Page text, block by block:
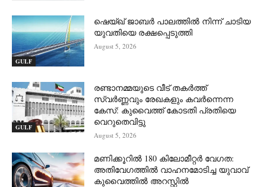
GULF
ഷെയ്ഖ് ജാബർ പാലത്തിൽ നിന്ന് ചാടിയ
യുവതിയെ രക്ഷപ്പെടുത്തി
August 5, 2026
GULF
രണ്ടാനമ്മയുടെ വീട് തകർത്ത്
സ്വർണ്ണവും രേഖകളും കവർന്നെന്ന
കേസ്: കുവൈത്ത് കോടതി പ്രതിയെ
വെറുതെവിട്ടു
August 5, 2026
മണിക്കൂറിൽ 180 കിലോമീറ്റർ വേഗത:
അതിവേഗത്തിൽ വാഹനമോടിച്ച യുവാവ്
കുവൈത്തിൽ അറസ്റ്റിൽ